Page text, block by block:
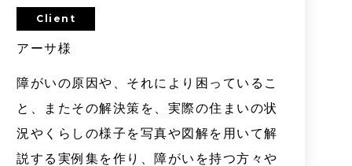
Client
アーサ様
障がいの原因や、それにより困っているこ
と、またその解決策を、実際の住まいの状
況やくらしの様子を写真や図解を用いて解
説する実例集を作り、障がいを持つ方々や